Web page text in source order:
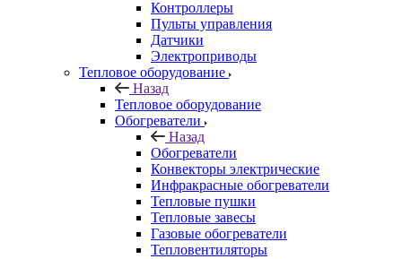
Контроллеры
Пульты управления
Датчики
Электроприводы
Тепловое оборудование
Назад
Тепловое оборудование
Обогреватели
Назад
Обогреватели
Конвекторы электрические
Инфракрасные обогреватели
Тепловые пушки
Тепловые завесы
Газовые обогреватели
Тепловентиляторы